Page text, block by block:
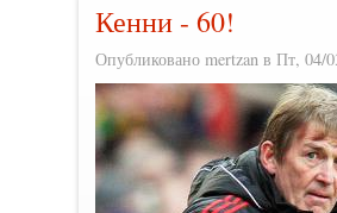
Кенни - 60!
Опубликовано mertzan в Пт, 04/